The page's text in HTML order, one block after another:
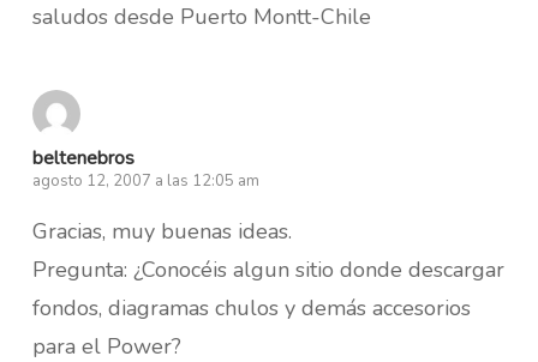
saludos desde Puerto Montt-Chile
beltenebros
agosto 12, 2007 a las 12:05 am
Gracias, muy buenas ideas.
Pregunta: ¿Conocéis algun sitio donde descargar
fondos, diagramas chulos y demás accesorios
para el Power?